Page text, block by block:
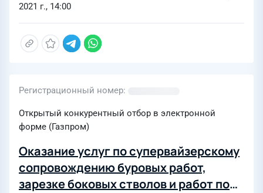
2021 г., 14:00
Регистрационный номер
Открытый конкурентный отбор в электронной
форме (Газпром)
Оказание услуг по супервайзерскому
сопровождению буровых работ,
зарезке боковых стволов и работ по